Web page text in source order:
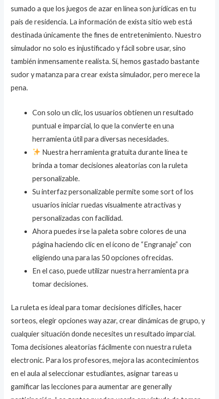
sumado a que los juegos de azar en línea son jurídicas en tu
país de residencia. La información de exista sitio web está
destinada únicamente the fines de entretenimiento. Nuestro
simulador no solo es injustificado y fácil sobre usar, sino
también inmensamente realista. Sí, hemos gastado bastante
sudor y matanza para crear exista simulador, pero merece la
pena.
Con solo un clic, los usuarios obtienen un resultado
puntual e imparcial, lo que la convierte en una
herramienta útil para diversas necesidades.
Nuestra herramienta gratuita durante línea te
brinda a tomar decisiones aleatorias con la ruleta
personalizable.
Su interfaz personalizable permite some sort of los
usuarios iniciar ruedas visualmente atractivas y
personalizadas con facilidad.
Ahora puedes irse la paleta sobre colores de una
página haciendo clic en el ícono de “Engranaje” con
eligiendo una para las 50 opciones ofrecidas.
En el caso, puede utilizar nuestra herramienta pra
tomar decisiones.
La ruleta es ideal para tomar decisiones difíciles, hacer
sorteos, elegir opciones way azar, crear dinámicas de grupo, y
cualquier situación donde necesites un resultado imparcial.
Toma decisiones aleatorias fácilmente con nuestra ruleta
electronic. Para los profesores, mejora las acontecimientos
en el aula al seleccionar estudiantes, asignar tareas u
gamificar las lecciones para aumentar are generally